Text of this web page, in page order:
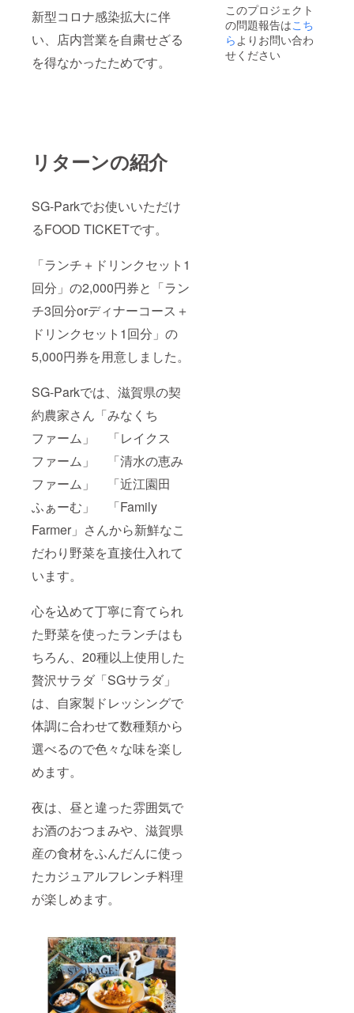
新型コロナ感染拡大に伴
い、店内営業を自粛せざる
を得なかったためです。
リターンの紹介
SG-Parkでお使いいただけ
るFOOD TICKETです。
「ランチ＋ドリンクセット1
回分」の2,000円券と「ラン
チ3回分orディナーコース＋
ドリンクセット1回分」の
5,000円券を用意しました。
SG-Parkでは、滋賀県の契
約農家さん「みなくち
ファーム」 「レイクス
ファーム」 「清水の恵み
ファーム」 「近江園田
ふぁーむ」 「Family
Farmer」さんから新鮮なこ
だわり野菜を直接仕入れて
います。
心を込めて丁寧に育てられ
た野菜を使ったランチはも
ちろん、20種以上使用した
贅沢サラダ「SGサラダ」
は、自家製ドレッシングで
体調に合わせて数種類から
選べるので色々な味を楽し
めます。
夜は、昼と違った雰囲気で
お酒のおつまみや、滋賀県
産の食材をふんだんに使っ
たカジュアルフレンチ料理
が楽しめます。
このプロジェクト
の問題報告はこち
ら よりお問い合わ
せください